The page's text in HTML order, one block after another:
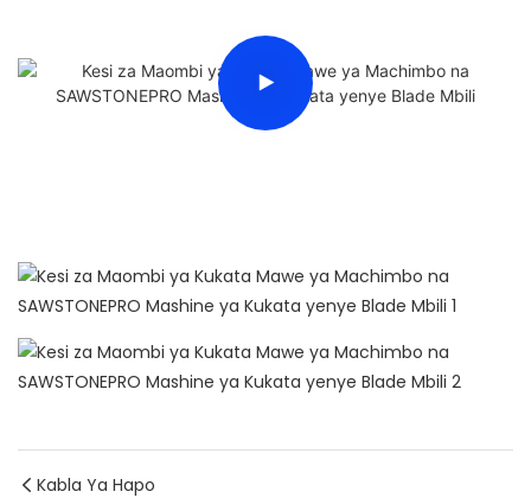
Kabla Ya Hapo